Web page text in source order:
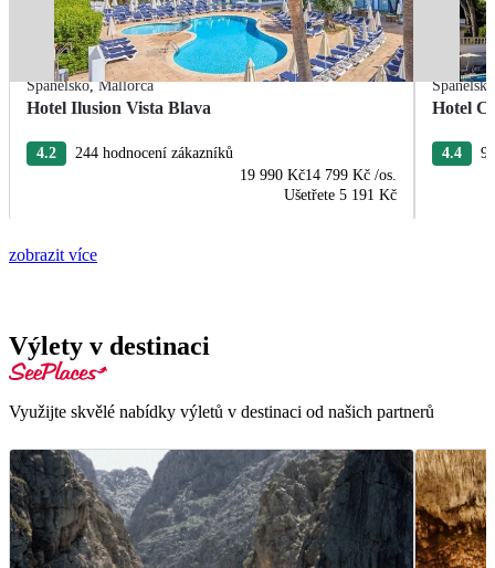
Španělsko,Mallorca
Hotel Ilusion Vista Blava
4.2
244 hodnocení zákazníků
19 990 Kč14 799 Kč /os.
Ušetřete 5 191 Kč
Španělsko
Hotel
4.4
zobrazit více
Výlety v destinaci
Využijte skvělé nabídky výletů v destinaci od našich partnerů